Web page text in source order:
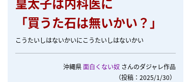
「買うた石は無いかい？」
こうたいしはないかいにこうたいしはないかい
沖縄県面白くない奴 さんのダジャレ作品
（投稿：2025/1/30）